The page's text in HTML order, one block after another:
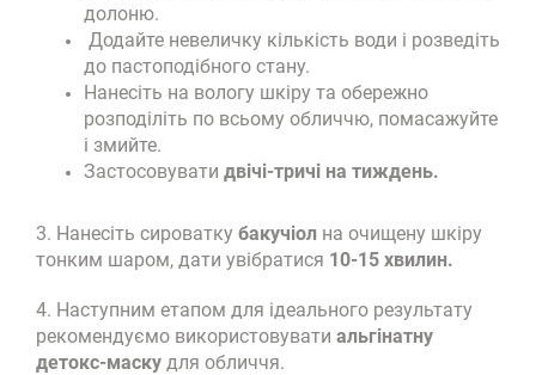
долоню.
Додайте невеличку кількість води і розведіть
до пастоподібного стану.
Нанесіть на вологу шкіру та обережно
розподіліть по всьому обличчю, помасажуйте
і змийте.
Застосовувати двічі-тричі на тиждень.
3. Нанесіть сироватку бакучіол на очищену шкіру
тонким шаром, дати увібратися 10-15 хвилин.
4. Наступним етапом для ідеального результату
рекомендуємо використовувати альгінатну
детокс-маску для обличчя.